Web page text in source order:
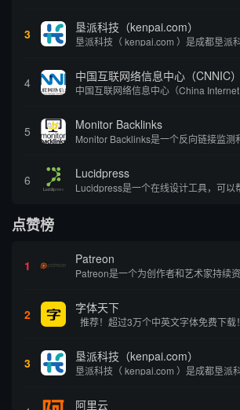
3 垦派科技（kenpai.com）
4 中国互联网络信息中心（CNNIC）
5 Monitor Backlinks
6 Lucidpress
点赞榜
1 Patreon
2 字体天下
推荐！超过3万个中英文字体免费下载！
3 垦派科技（kenpai.com）
阿里云